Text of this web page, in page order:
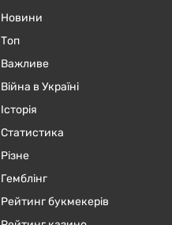
Новини
Топ
Важливе
Війна в Україні
Історія
Статистика
Різне
Гемблінг
Рейтинг букмекерів